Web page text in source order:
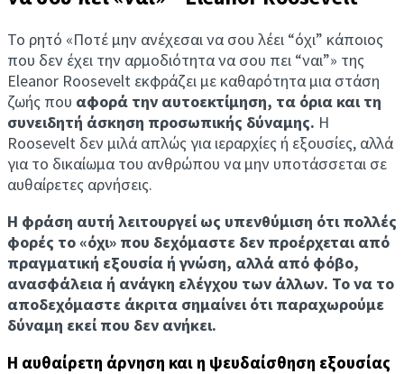
Το ρητό «Ποτέ μην ανέχεσαι να σου λέει “όχι” κάποιος
που δεν έχει την αρμοδιότητα να σου πει “ναι”» της
Eleanor Roosevelt εκφράζει με καθαρότητα μια στάση
ζωής που αφορά την αυτοεκτίμηση, τα όρια και τη
συνειδητή άσκηση προσωπικής δύναμης. Η
Roosevelt δεν μιλά απλώς για ιεραρχίες ή εξουσίες, αλλά
για το δικαίωμα του ανθρώπου να μην υποτάσσεται σε
αυθαίρετες αρνήσεις.
Η φράση αυτή λειτουργεί ως υπενθύμιση ότι πολλές
φορές το «όχι» που δεχόμαστε δεν προέρχεται από
πραγματική εξουσία ή γνώση, αλλά από φόβο,
ανασφάλεια ή ανάγκη ελέγχου των άλλων. Το να το
αποδεχόμαστε άκριτα σημαίνει ότι παραχωρούμε
δύναμη εκεί που δεν ανήκει.
Η αυθαίρετη άρνηση και η ψευδαίσθηση εξουσίας